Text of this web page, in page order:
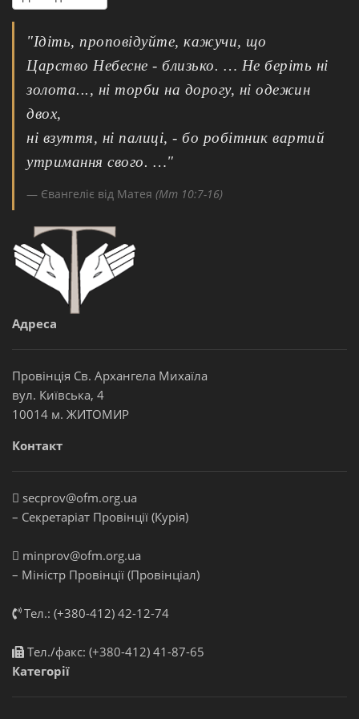
"Ідіть, проповідуйте, кажучи, що
Царство Небесне - близько. … Не беріть ні
золота..., ні торби на дорогу, ні одежин
двох,
ні взуття, ні палиці, - бо робітник вартий
утримання свого. …"
Євангеліє від Матея (Мт 10:7-16)
Адреса
Провінція Св. Архангела Михаїла
вул. Київська, 4
10014 м. ЖИТОМИР
Контакт
secprov@ofm.org.ua
– Секретаріат Провінції (Курія)
minprov@ofm.org.ua
– Міністр Провінції (Провінціал)
Тел.: (+380-412) 42-12-74
Тел./факс: (+380-412) 41-87-65
Категорії